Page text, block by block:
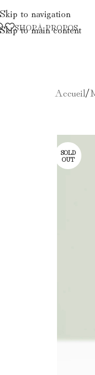
Skip to navigation
Skip to main content
SHOPÀ PROPOS
Accueil/
SOLD
OUT